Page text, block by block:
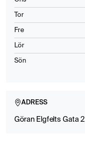
Tor
Fre
Lör
Sön
ADRESS
Göran Elgfelts Gata 2